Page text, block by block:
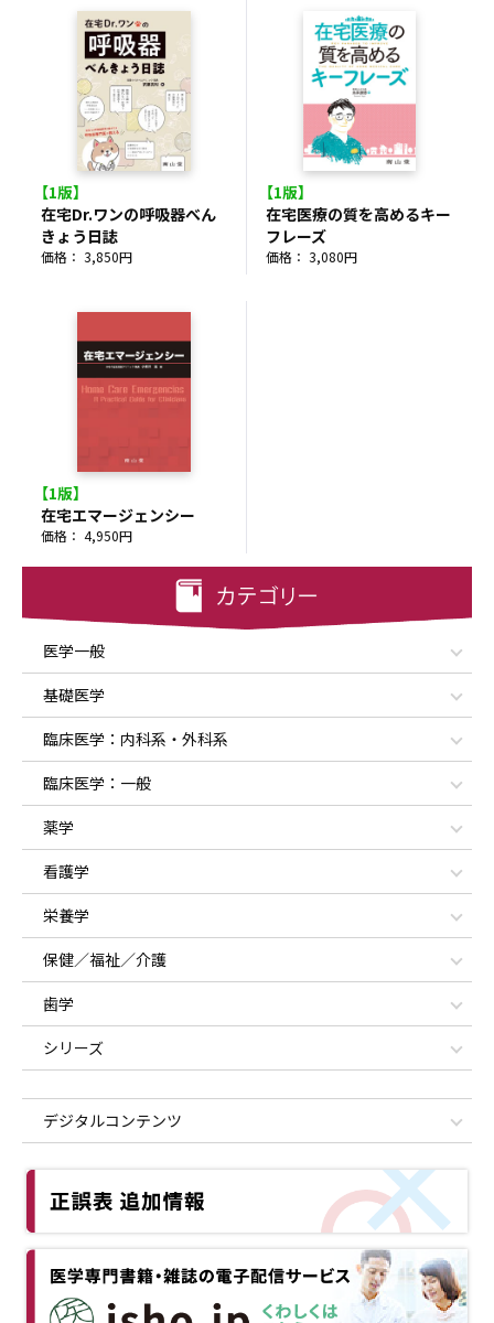
医学一般
基礎医学
臨床医学：内科系・外科系
臨床医学：一般
薬学
看護学
栄養学
保健／福祉／介護
歯学
シリーズ
デジタルコンテンツ
【1版】
在宅Dr.ワンの呼吸器べん
きょう日誌
価格： 3,850円
【1版】
在宅医療の質を高めるキー
フレーズ
価格： 3,080円
【1版】
在宅エマージェンシー
価格： 4,950円